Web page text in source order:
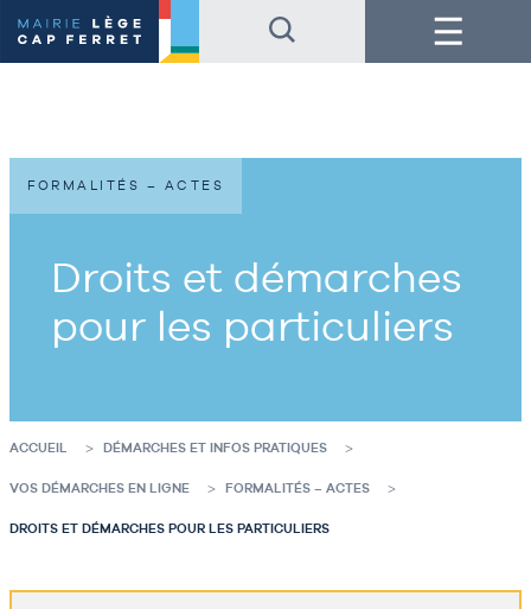
au
contenu
de
au
pied
de
Menu
Droits et démarches
pour les particuliers
FORMALITÉS – ACTES
ACCUEIL DÉMARCHES ET INFOS PRATIQUES
VOS DÉMARCHES EN LIGNE FORMALITÉS – ACTES
DROITS ET DÉMARCHES POUR LES PARTICULIERS